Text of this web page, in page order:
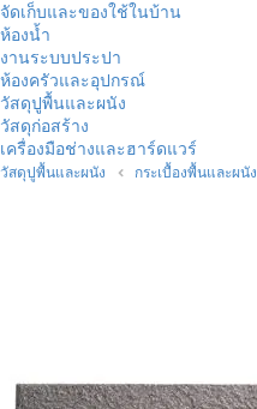
จัดเก็บและของใช้ในบ้าน
ห้องน้ำ
งานระบบประปา
ห้องครัวและอุปกรณ์
วัสดุปูพื้นและผนัง
วัสดุก่อสร้าง
เครื่องมือช่างและฮาร์ดแวร์
วัสดุปูพื้นและผนัง กระเบื้องพื้นและผนัง